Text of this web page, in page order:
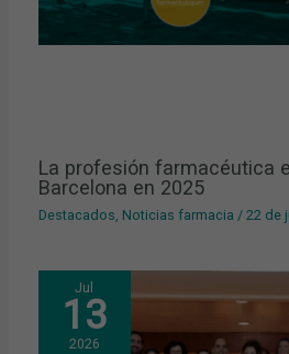
La profesión farmacéutica
Barcelona en 2025
Destacados, Noticias farmacia /22 de
Jul
13
2026